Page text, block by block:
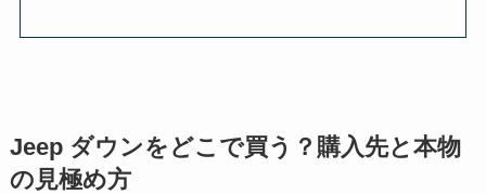
Jeep ダウンをどこで買う？購入先と本物
の見極め方